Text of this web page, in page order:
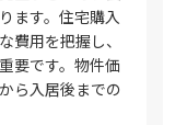
ます。住宅購入
費用を把握し、
要です。物件価
ら入居後までの